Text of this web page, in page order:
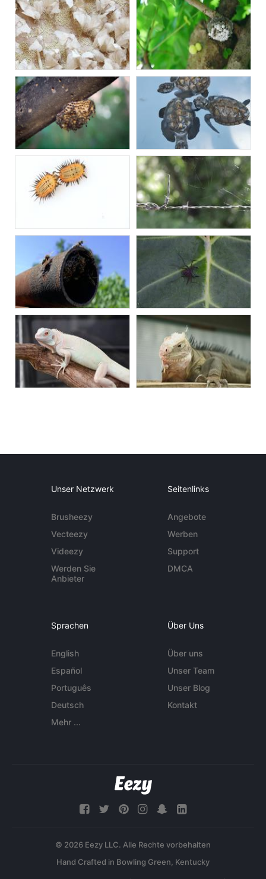
Unser Netzwerk
Brusheezy
Vecteezy
Videezy
Werden Sie
Anbieter
Seitenlinks
Angebote
Werben
Support
DMCA
Sprachen
English
Español
Português
Deutsch
Mehr ...
Über Uns
Über uns
Unser Team
Unser Blog
Kontakt
© 2026 Eezy LLC. Alle Rechte vorbehalten